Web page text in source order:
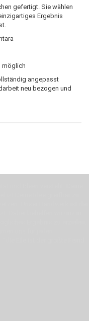
gefertigt. Sie wählen
Ergebnis
möglich
angepasst
neu bezogen und